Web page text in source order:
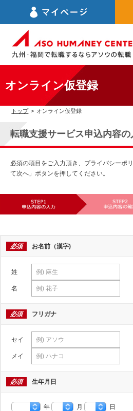
オンライン仮登録
トップ > オンライン仮登録
転職支援サービス申込内容の
必須の項目をご入力頂き、プライバシーポ
て次へ」ボタンを押してください。
必須 お名前（漢字)
姓
名
必須 フリガナ
セイ
メイ
必須 生年月日
年 月 日